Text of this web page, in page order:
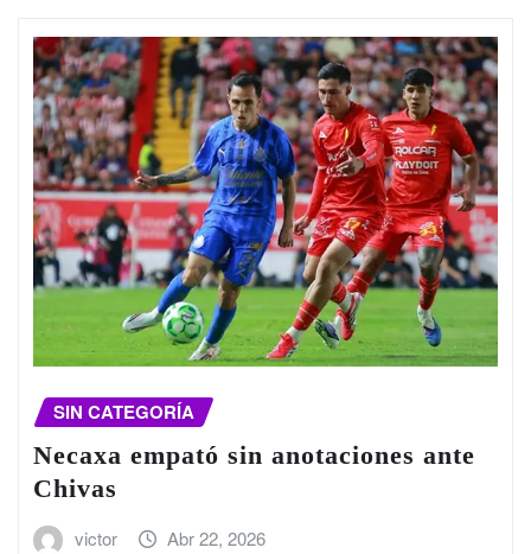
SIN CATEGORÍA
Necaxa empató sin anotaciones ante
Chivas
victor Abr 22, 2026